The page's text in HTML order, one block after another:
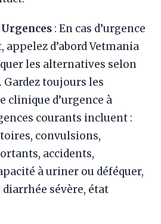
: En cas d’urgence
d’abord Vetmania
les alternatives selon
toujours les
clinique d’urgence à
courants incluent :
convulsions,
accidents,
à uriner ou déféquer,
sévère, état